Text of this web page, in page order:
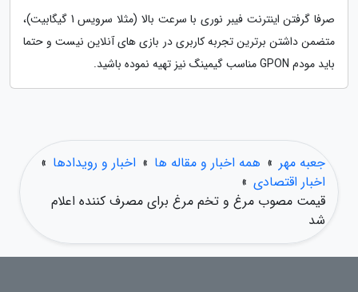
صرفا گرفتن اینترنت فیبر نوری با سرعت بالا (مثلا سرویس 1 گیگابیت)،
متضمن داشتن برترین تجربه کاربری در بازی های آنلاین نیست و حتما
باید مودم GPON مناسب گیمینگ نیز تهیه نموده باشید.
جعبه مهر » همه اخبار و مقاله ها » اخبار و رویدادها »
اخبار اقتصادی »
قیمت مصوب مرغ و تخم مرغ برای مصرف کننده اعلام
شد